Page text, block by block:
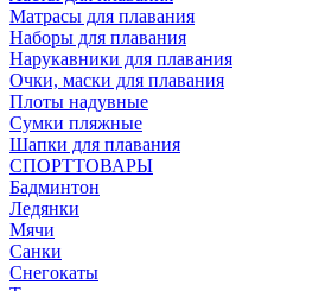
Матрасы для плавания
Наборы для плавания
Нарукавники для плавания
Очки, маски для плавания
Плоты надувные
Сумки пляжные
Шапки для плавания
СПОРТТОВАРЫ
Бадминтон
Ледянки
Мячи
Санки
Снегокаты